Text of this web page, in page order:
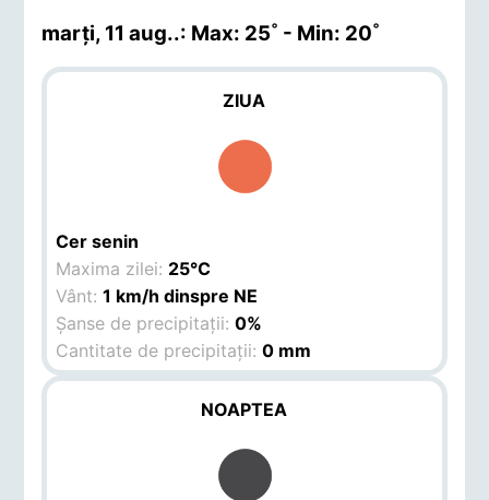
marți, 11 aug..: Max: 25˚ - Min: 20˚
ZIUA
Cer senin
Maxima zilei: 25°C
Vânt:1 km/h dinspre NE
Șanse de precipitații:0%
Cantitate de precipitații:0 mm
NOAPTEA